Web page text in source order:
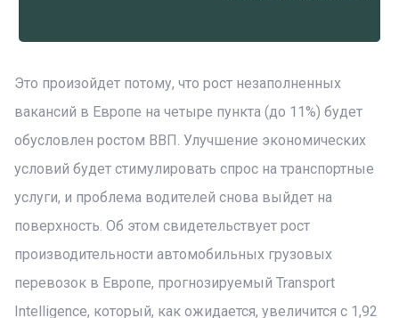
Это произойдет потому, что рост незаполненных
вакансий в Европе на четыре пункта (до 11%) будет
обусловлен ростом ВВП. Улучшение экономических
условий будет стимулировать спрос на транспортные
услуги, и проблема водителей снова выйдет на
поверхность. Об этом свидетельствует рост
производительности автомобильных грузовых
перевозок в Европе, прогнозируемый Transport
Intelligence, который, как ожидается, увеличится с 1,92